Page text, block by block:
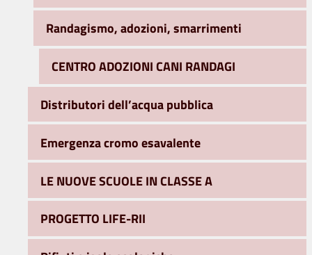
Randagismo, adozioni, smarrimenti
CENTRO ADOZIONI CANI RANDAGI
Distributori dell’acqua pubblica
Emergenza cromo esavalente
LE NUOVE SCUOLE IN CLASSE A
PROGETTO LIFE-RII